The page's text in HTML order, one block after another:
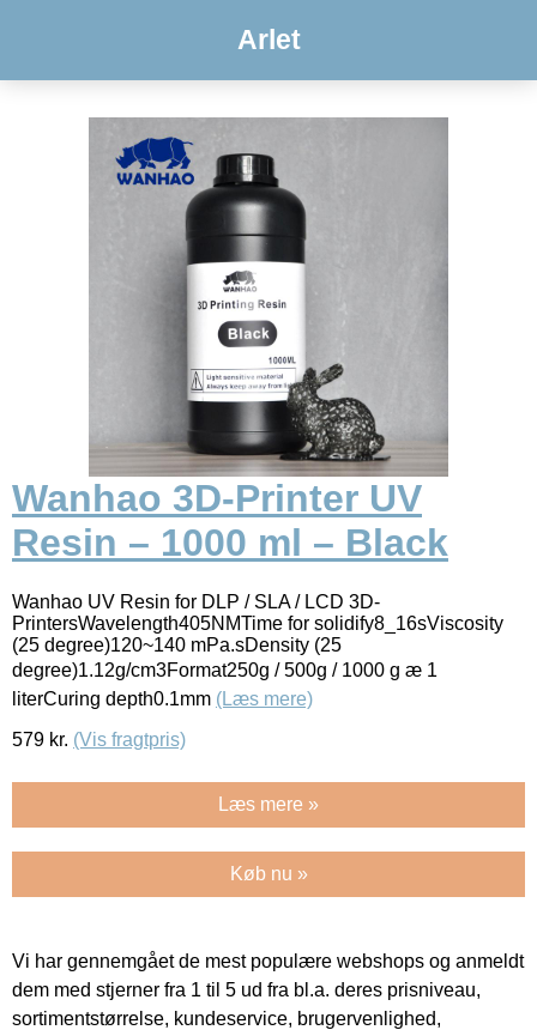
Arlet
Wanhao 3D-Printer UV
Resin – 1000 ml – Black
Wanhao UV Resin for DLP / SLA / LCD 3D-
PrintersWavelength405NMTime for solidify8_16sViscosity
(25 degree)120~140 mPa.sDensity (25
degree)1.12g/cm3Format250g / 500g / 1000 g æ 1
literCuring depth0.1mm (Læs mere)
579 kr. (Vis fragtpris)
Læs mere »
Køb nu »
Vi har gennemgået de mest populære webshops og anmeldt
dem med stjerner fra 1 til 5 ud fra bl.a. deres prisniveau,
sortimentstørrelse, kundeservice, brugervenlighed,